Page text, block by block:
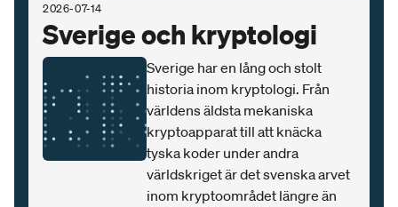
2026-07-14
Sverige och kryptologi
Sverige har en lång och stolt
historia inom kryptologi. Från
världens äldsta mekaniska
kryptoapparat till att knäcka
tyska koder under andra
världskriget är det svenska arvet
inom kryptoområdet längre än